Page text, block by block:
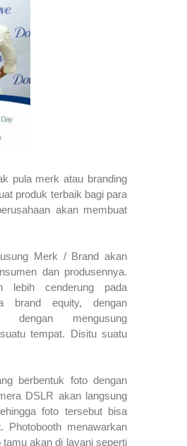
pula merk atau branding
produk terbaik bagi para
akan membuat
Merk / Brand akan
dan produsennya.
lebih cenderung pada
brand equity, dengan
dengan mengusung
tempat. Disitu suatu
berbentuk foto dengan
DSLR akan langsung
foto tersebut bisa
menawarkan
akan di layani seperti